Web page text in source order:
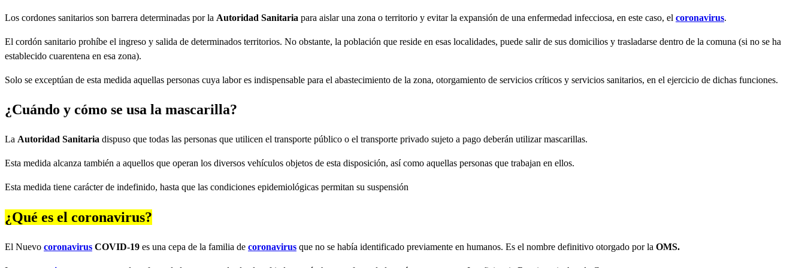
Los cordones sanitarios son barrera determinadas por la Autoridad Sanitaria para aislar una zona o territorio y evitar la expansión de una enfermedad infecciosa, en este caso, el coronavirus.
El cordón sanitario prohíbe el ingreso y salida de determinados territorios. No obstante, la población que reside en esas localidades, puede salir de sus domicilios y trasladarse dentro de la comuna (si no se ha
establecido cuarentena en esa zona).
Solo se exceptúan de esta medida aquellas personas cuya labor es indispensable para el abastecimiento de la zona, otorgamiento de servicios críticos y servicios sanitarios, en el ejercicio de dichas funciones.
¿Cuándo y cómo se usa la mascarilla?
La Autoridad Sanitaria dispuso que todas las personas que utilicen el transporte público o el transporte privado sujeto a pago deberán utilizar mascarillas.
Esta medida alcanza también a aquellos que operan los diversos vehículos objetos de esta disposición, así como aquellas personas que trabajan en ellos.
Esta medida tiene carácter de indefinido, hasta que las condiciones epidemiológicas permitan su suspensión
¿Qué es el coronavirus?
El Nuevo coronavirus COVID-19 es una cepa de la familia de coronavirus que no se había identificado previamente en humanos. Es el nombre definitivo otorgado por la OMS.